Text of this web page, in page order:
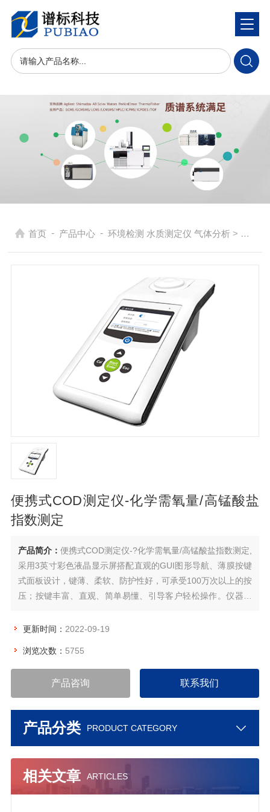
首页 - 产品中心 - 环境检测 水质测定仪 气体分析 > 便携式COD测定仪-化学需氧量/高锰酸盐指数测定
便携式COD测定仪-化学需氧量/高锰酸盐
指数测定
产品简介： 便携式COD测定仪-?化学需氧量/高锰酸盐指数测定,
采用3英寸彩色液晶显示屏搭配直观的GUI图形导航、薄膜按键
式面板设计，键薄、柔软、防护性好，可承受100万次以上的按
压；按键丰富、直观、简单易懂、引导客户轻松操作。仪器小
磷、总氮、浊度、色度、悬浮物重金属离子等，浓度直读，无
更新时间： 2022-09-19
浏览次数： 5755
产品咨询 联系我们
产品分类 PRODUCT CATEGORY
相关文章 ARTICLES